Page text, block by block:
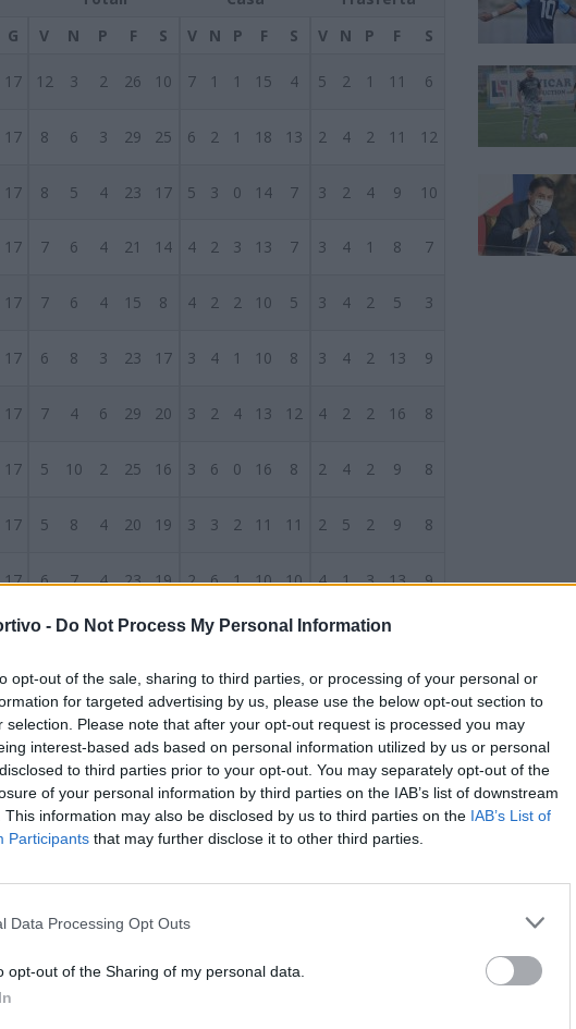
- Do Not Process My Personal Information
opt-out of the sale, sharing to third parties, or processing of your personal or
for targeted advertising by us, please use the below opt-out section to
selection. Please note that after your opt-out request is processed you may
interest-based ads based on personal information utilized by us or personal
to third parties prior to your opt-out. You may separately opt-out of the
of your personal information by third parties on the IAB’s list of downstream
This information may also be disclosed by us to third parties on the IAB’s List of
Participants that may further disclose it to other third parties.
Data Processing Opt Outs
opt-out of the Sharing of my personal data.
G V N P F S V N P F S V N P F S
17 12 3 2 26 10 7 1 1 15 4 5 2 1 11 6
17 8 6 3 29 25 6 2 1 18 13 2 4 2 11 12
17 8 5 4 23 17 5 3 0 14 7 3 2 4 9 10
17 7 6 4 21 14 4 2 3 13 7 3 4 1 8 7
17 7 6 4 15 8 4 2 2 10 5 3 4 2 5 3
17 6 8 3 23 17 3 4 1 10 8 3 4 2 13 9
17 7 4 6 29 20 3 2 4 13 12 4 2 2 16 8
17 5 10 2 25 16 3 6 0 16 8 2 4 2 9 8
17 5 8 4 20 19 3 3 2 11 11 2 5 2 9 8
17 6 7 4 23 19 2 6 1 10 10 4 1 3 13 9
17 6 3 8 14 25 2 2 4 6 14 4 1 4
17 6 2 9 19 23 3 2 3 9 8 3 0 6 10 15
17 5 4 8 25 22 3 2 3 13 11 2 2 5 12 11
17 3 9 5 16 23 3 5 1 7 5 0 4 4 9 18
17 10 19 32
17 2 7 8 7 23 2 3 4 2 9
FACEBOOK